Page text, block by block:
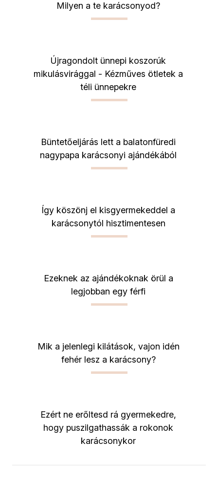
Milyen a te karácsonyod?
Újragondolt ünnepi koszorúk
mikulásvirággal - Kézműves ötletek a
téli ünnepekre
Büntetőeljárás lett a balatonfüredi
nagypapa karácsonyi ajándékából
Így köszönj el kisgyermekeddel a
karácsonytól hisztimentesen
Ezeknek az ajándékoknak örül a
legjobban egy férfi
Mik a jelenlegi kilátások, vajon idén
fehér lesz a karácsony?
Ezért ne erőltesd rá gyermekedre,
hogy puszilgathassák a rokonok
karácsonykor